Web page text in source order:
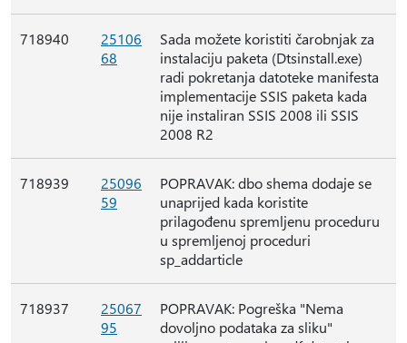
718940
25106
68
Sada možete koristiti čarobnjak za
instalaciju paketa (Dtsinstall.exe)
radi pokretanja datoteke manifesta
implementacije SSIS paketa kada
nije instaliran SSIS 2008 ili SSIS
2008 R2
718939
25096
59
POPRAVAK: dbo shema dodaje se
unaprijed kada koristite
prilagođenu spremljenu proceduru
u spremljenoj proceduri
sp_addarticle
718937
25067
95
POPRAVAK: Pogreška "Nema
dovoljno podataka za sliku"